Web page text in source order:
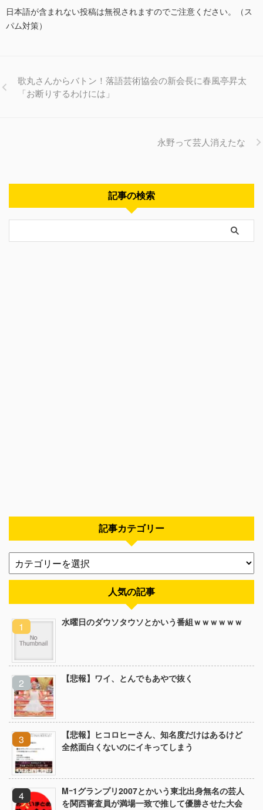
日本語が含まれない投稿は無視されますのでご注意ください。（ス
パム対策）
歌丸さんからバトン！落語芸術協会の新会長に春風亭昇太
「お断りするわけには」
永野って芸人消えたな
記事の検索
記事カテゴリー
人気の記事
水曜日のダウソタウソとかいう番組ｗｗｗｗｗｗ
【悲報】ワイ、とんでもあやで抜く
【悲報】ヒコロヒーさん、知名度だけはあるけど
全然面白くないのにイキってしまう
Mｰ1グランプリ2007とかいう東北出身無名の芸人
を関西審査員が満場一致で推して優勝させた大会